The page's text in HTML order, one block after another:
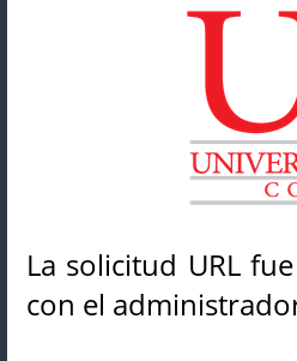
La solicitud URL
con el